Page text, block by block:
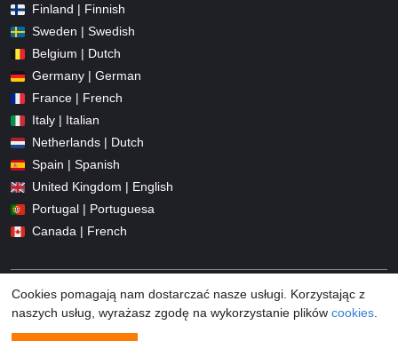
Finland | Finnish
Sweden | Swedish
Belgium | Dutch
Germany | German
France | French
Italy | Italian
Netherlands | Dutch
Spain | Spanish
United Kingdom | English
Portugal | Portuguesa
Canada | French
Cookies pomagają nam dostarczać nasze usługi. Korzystając z
naszych usług, wyrażasz zgodę na wykorzystanie plików cookies